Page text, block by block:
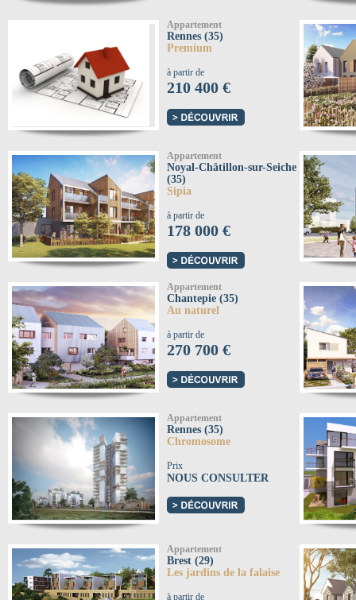
Appartement
Rennes (35)
Premium
à partir de
210 400 €
Appartement
Noyal-Châtillon-sur-Seiche
(35)
Sipia
à partir de
178 000 €
Appartement
Chantepie (35)
Au naturel
à partir de
270 700 €
Appartement
Rennes (35)
Chromosome
Prix
NOUS CONSULTER
Appartement
Brest (29)
Les jardins de la falaise
à partir de